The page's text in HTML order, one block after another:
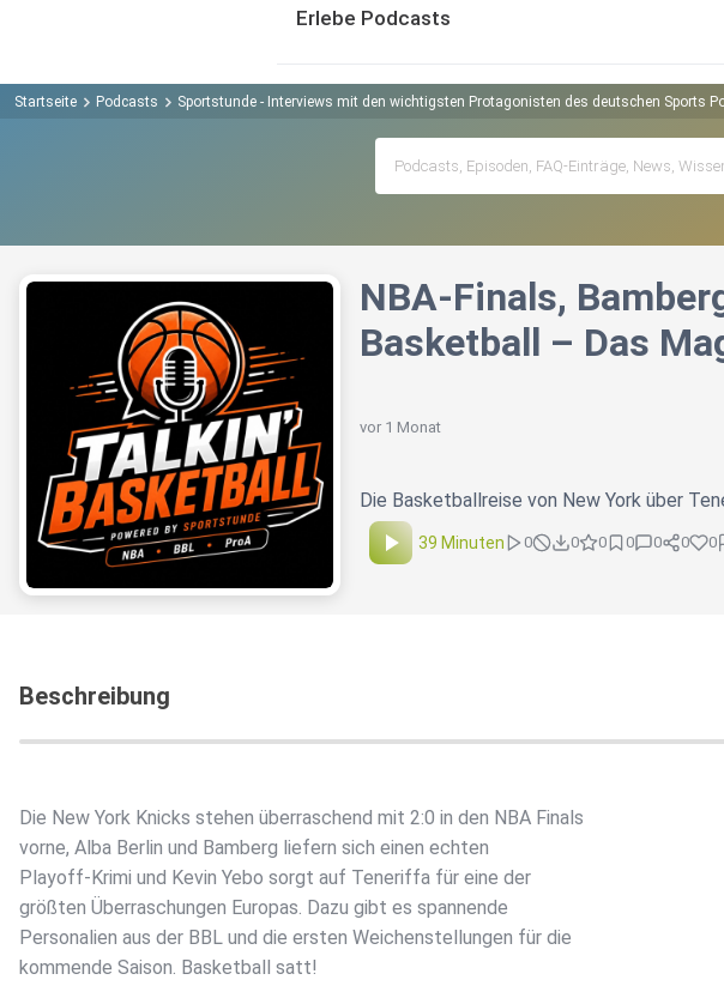
Erlebe Podcasts
Startseite Podcasts Sportstunde - Interviews mit den wichtigsten Protagonisten des deutschen Sports
NBA-Finals,
Basketball – Das
vor 1 Monat
Die Basketballreise von New York über
39 Minuten 0 0 0 0 0 0 0
Beschreibung
Die New York Knicks stehen überraschend mit 2:0 in den NBA Finals
vorne, Alba Berlin und Bamberg liefern sich einen echten
Playoff-Krimi und Kevin Yebo sorgt auf Teneriffa für eine der
größten Überraschungen Europas. Dazu gibt es spannende
Personalien aus der BBL und die ersten Weichenstellungen für die
kommende Saison. Basketball satt!